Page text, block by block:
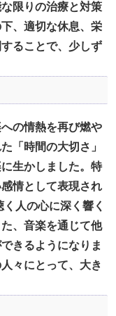
限りの治療と対策
、適切な休息、栄
ることで、少しず
の情熱を再び燃や
「時間の大切さ」
生かしました。特
情として表現され
人の心に深く響く
、音楽を通じて他
きるようになりま
々にとって、大き